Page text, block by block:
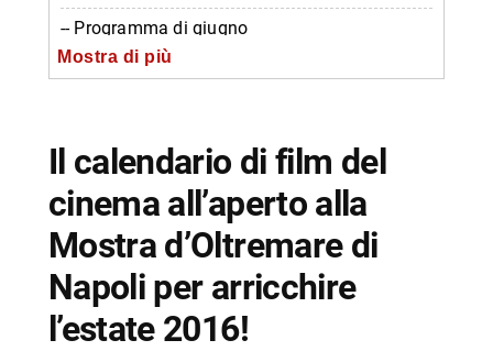
-- Programma di giugno
-- Cinema Erotico
-- Programma di agosto
-- Informazioni sul cinema all’aperto
-- Scopri di più da Napolike.it
Mostra di più
Il calendario di film del
cinema all’aperto alla
Mostra d’Oltremare di
Napoli per arricchire
l’estate 2016!